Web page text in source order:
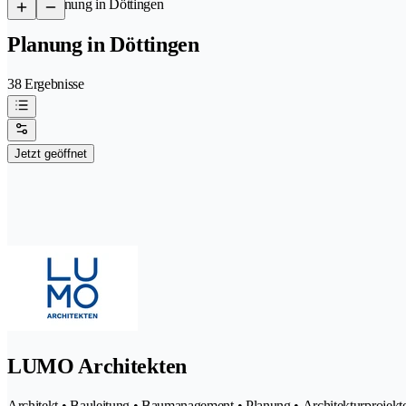
/Planung in Döttingen
Planung in Döttingen
38 Ergebnisse
Jetzt geöffnet
LUMO Architekten